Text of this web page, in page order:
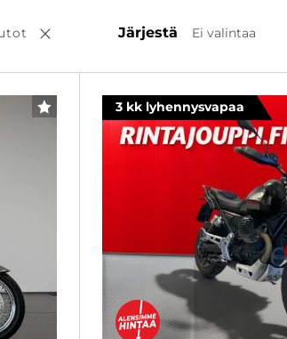
Poista valintaJärjestä Ei valintaa
SUOSIKKI 3 kk lyhennysvapaa